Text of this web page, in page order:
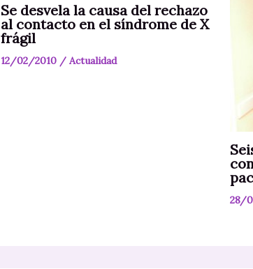
Se desvela la causa del rechazo
al contacto en el síndrome de X
frágil
12/02/2010 / Actualidad
28/